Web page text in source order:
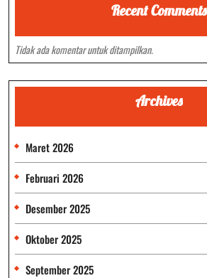
Recent Comments
Tidak ada komentar untuk ditampilkan.
Archives
Maret 2026
Februari 2026
Desember 2025
Oktober 2025
September 2025